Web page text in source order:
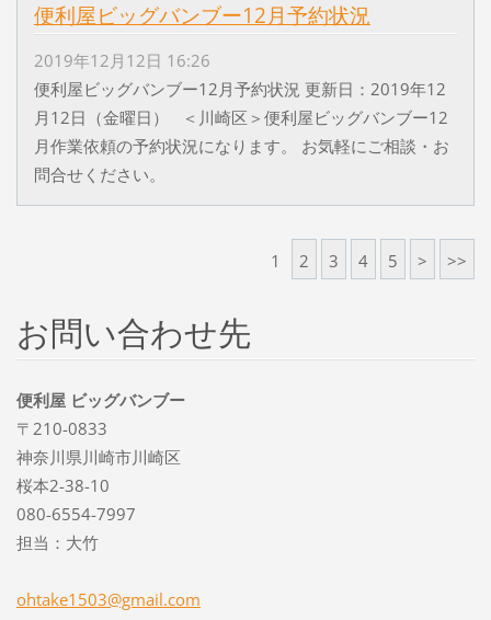
便利屋ビッグバンブー12月予約状況
2019年12月12日 16:26
便利屋ビッグバンブー12月予約状況 更新日：2019年12
月12日（金曜日） ＜川崎区＞便利屋ビッグバンブー12
月作業依頼の予約状況になります。 お気軽にご相談・お
問合せください。
1 2 3 4 5 > >>
お問い合わせ先
便利屋 ビッグバンブー
〒210-0833
神奈川県川崎市川崎区
桜本2-38-10
080-6554-7997
担当：大竹
ohtake1503@gmail.com